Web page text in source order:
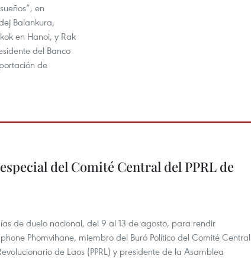
en
Balankura,
en Hanoi, y Rak
del Banco
de
del Comité Central del PPRL de
de duelo nacional, del 9 al 13 de agosto, para rendir
Phomvihane, miembro del Buró Político del Comité Central
de Laos (PPRL) y presidente de la Asamblea